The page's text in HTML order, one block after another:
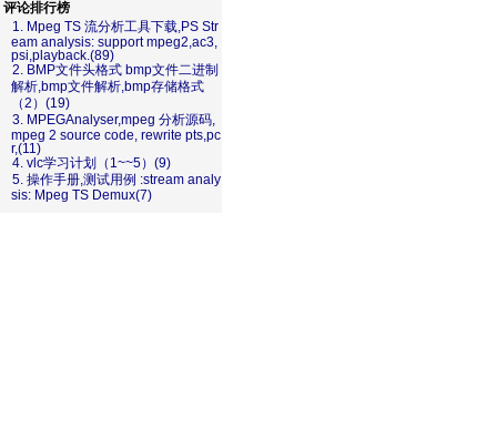
评论排行榜
1. Mpeg TS 流分析工具下载,PS Str
eam analysis: support mpeg2,ac3,
psi,playback.(89)
2. BMP文件头格式 bmp文件二进制
解析,bmp文件解析,bmp存储格式
（2）(19)
3. MPEGAnalyser,mpeg 分析源码,
mpeg 2 source code, rewrite pts,pc
r,(11)
4. vlc学习计划（1~~5）(9)
5. 操作手册,测试用例 :stream analy
sis: Mpeg TS Demux(7)